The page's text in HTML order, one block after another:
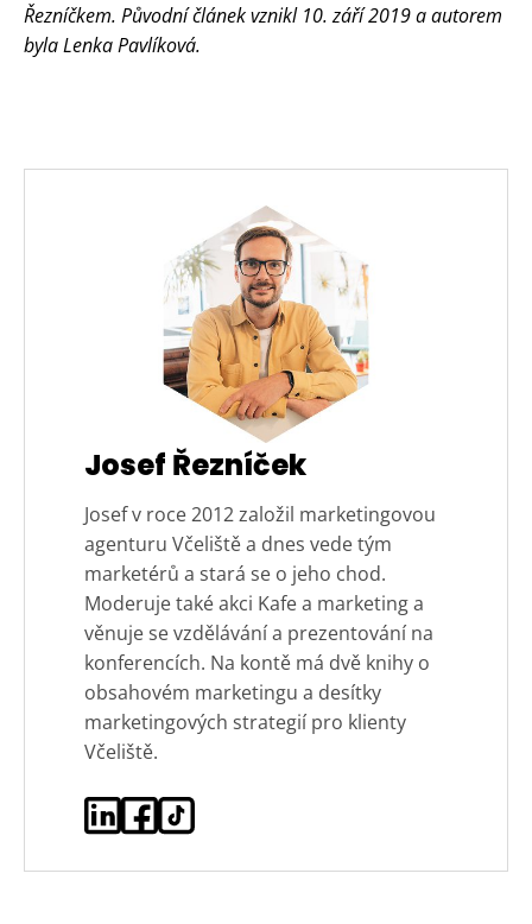
Řezníčkem. Původní článek vznikl 10. září 2019 a autorem
byla Lenka Pavlíková.
Josef Řezníček
Josef v roce 2012 založil marketingovou
agenturu Včeliště a dnes vede tým
marketérů a stará se o jeho chod.
Moderuje také akci Kafe a marketing a
věnuje se vzdělávání a prezentování na
konferencích. Na kontě má dvě knihy o
obsahovém marketingu a desítky
marketingových strategií pro klienty
Včeliště.